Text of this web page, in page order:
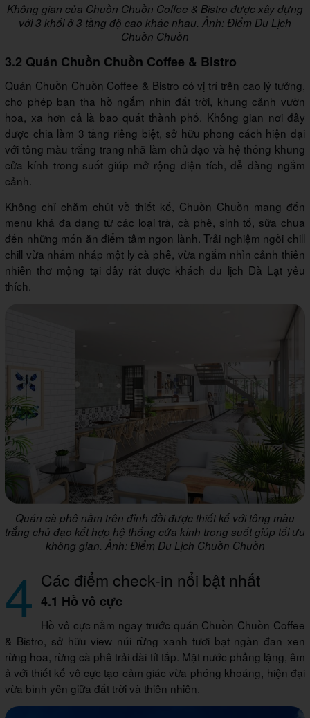
Không gian của Chuồn Chuồn Coffee & Bistro được xây dựng
với 3 khối ở 3 tầng độ cao khác nhau. Ảnh: Điểm Du Lịch
Chuồn Chuồn
3.2 Quán Chuồn Chuồn Coffee & Bistro
Quán Chuồn Chuồn Coffee & Bistro có vị trí trên cao lý tưởng,
cho phép bạn tha hồ ngắm nhìn đất trời, khung cảnh vườn
hoa, xa hơn cả là bao quát thành phố. Không gian nơi đây
được chia làm 3 tầng riêng biệt, sở hữu phong cách hiện đại
với tông màu trắng trang nhã làm chủ đạo và hệ thống khung
cửa kính trong suốt giúp mở rộng diện tích, dễ dàng ngắm
cảnh.
Không chỉ chăm chút về thiết kế, Chuồn Chuồn mang đến
menu khá đa dạng từ các loại trà, cà phê, sinh tố, sữa chua
đến những món ăn điểm tâm ngon lành. Trải nghiệm ngồi chill
chill vừa nhấm nháp một ly cà phê, vừa ngắm nhìn cảnh thiên
nhiên thơ mộng tại đây rất được khách du lịch Đà Lạt yêu
thích.
Quán cà phê nằm trên đỉnh đồi được thiết kế với tông màu
trắng chủ đạo kết hợp hệ thống cửa kính trong suốt giúp tối ưu
không gian. Ảnh: Điểm Du Lịch Chuồn Chuồn
4 Các điểm check-in nổi bật nhất
4.1 Hồ vô cực
Hồ vô cực nằm ngay trước quán Chuồn Chuồn Coffee
& Bistro, sở hữu view núi rừng xanh tươi bạt ngàn đan xen
rừng hoa, rừng cà phê trải dài tít tắp. Mặt nước phẳng lặng, êm
ả với thiết kế vô cực tạo cảm giác vừa phóng khoáng, hiện đại
vừa bình yên giữa đất trời và thiên nhiên.